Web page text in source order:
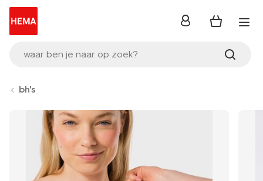
waar ben je naar op zoek?
inloggen
bh's